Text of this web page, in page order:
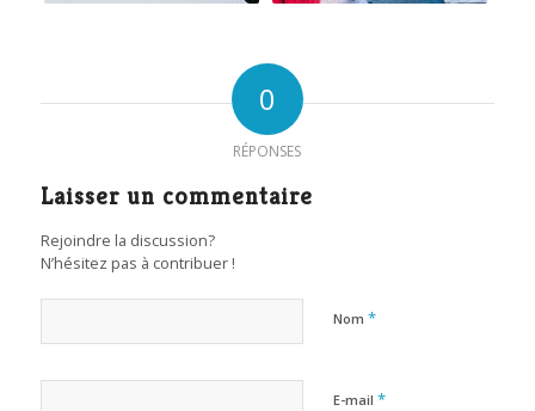
0
RÉPONSES
Laisser un commentaire
Rejoindre la discussion?
N’hésitez pas à contribuer !
Nom *
E-mail *